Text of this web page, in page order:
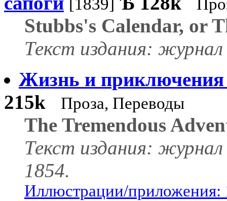
[1839]
Stubbs's Calendar, or
Текст издания:
Жизнь и приключения
215k
Проза, Переводы
The Tremendous
Текст издания:
1854.
Иллюстрации/приложения: